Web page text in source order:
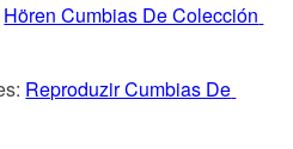
Hören Cumbias De Colección
Reproduzir Cumbias De